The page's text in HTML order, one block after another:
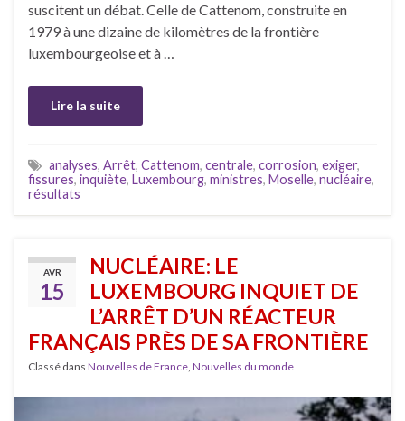
suscitent un débat. Celle de Cattenom, construite en
1979 à une dizaine de kilomètres de la frontière
luxembourgeoise et à …
Lire la suite
analyses, Arrêt, Cattenom, centrale, corrosion, exiger,
fissures, inquiète, Luxembourg, ministres, Moselle, nucléaire,
résultats
AVR
15
NUCLÉAIRE: LE
LUXEMBOURG INQUIET DE
L’ARRÊT D’UN RÉACTEUR
FRANÇAIS PRÈS DE SA FRONTIÈRE
Classé dans Nouvelles de France, Nouvelles du monde